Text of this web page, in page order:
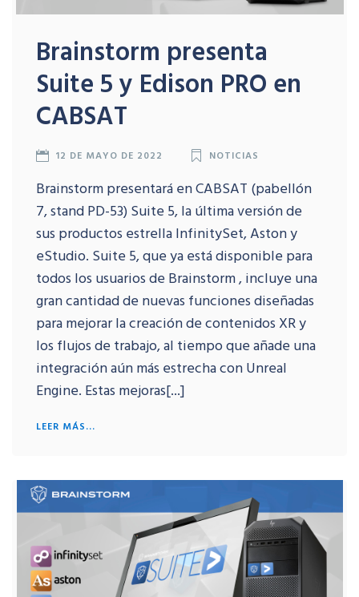
Brainstorm presenta
Suite 5 y Edison PRO en
CABSAT
12 DE MAYO DE 2022 NOTICIAS
Brainstorm presentará en CABSAT (pabellón
7, stand PD-53) Suite 5, la última versión de
sus productos estrella InfinitySet, Aston y
eStudio. Suite 5, que ya está disponible para
todos los usuarios de Brainstorm , incluye una
gran cantidad de nuevas funciones diseñadas
para mejorar la creación de contenidos XR y
los flujos de trabajo, al tiempo que añade una
integración aún más estrecha con Unreal
Engine. Estas mejoras[...]
LEER MÁS...